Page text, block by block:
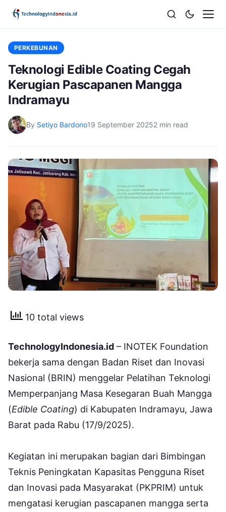
PERKEBUNAN
Teknologi Edible Coating Cegah
Kerugian Pascapanen Mangga
Indramayu
By Setiyo Bardono19 September 20252 min read
10 total views
TechnologyIndonesia.id – INOTEK Foundation
bekerja sama dengan Badan Riset dan Inovasi
Nasional (BRIN) menggelar Pelatihan Teknologi
Memperpanjang Masa Kesegaran Buah Mangga
(Edible Coating) di Kabupaten Indramayu, Jawa
Barat pada Rabu (17/9/2025).
Kegiatan ini merupakan bagian dari Bimbingan
Teknis Peningkatan Kapasitas Pengguna Riset
dan Inovasi pada Masyarakat (PKPRIM) untuk
mengatasi kerugian pascapanen mangga serta